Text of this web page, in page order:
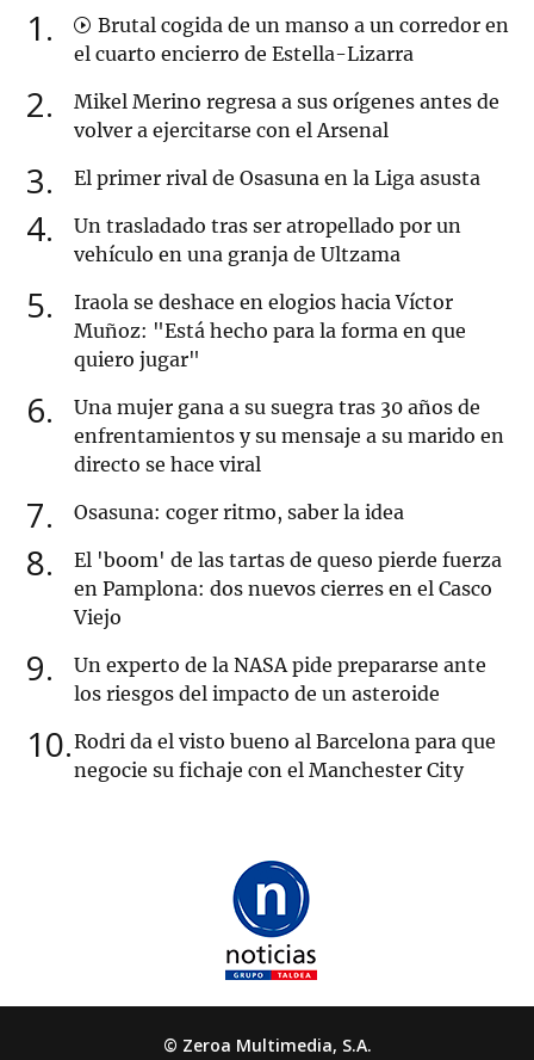
1
Brutal cogida de un manso a un corredor en
el cuarto encierro de Estella-Lizarra
2
Mikel Merino regresa a sus orígenes antes de
volver a ejercitarse con el Arsenal
3 El primer rival de Osasuna en la Liga asusta
4
Un trasladado tras ser atropellado por un
vehículo en una granja de Ultzama
5
Iraola se deshace en elogios hacia Víctor
Muñoz: "Está hecho para la forma en que
quiero jugar"
6
Una mujer gana a su suegra tras 30 años de
enfrentamientos y su mensaje a su marido en
directo se hace viral
7 Osasuna: coger ritmo, saber la idea
8
El 'boom' de las tartas de queso pierde fuerza
en Pamplona: dos nuevos cierres en el Casco
Viejo
9
Un experto de la NASA pide prepararse ante
los riesgos del impacto de un asteroide
10 Rodri da el visto bueno al Barcelona para que
negocie su fichaje con el Manchester City
© Zeroa Multimedia, S.A.